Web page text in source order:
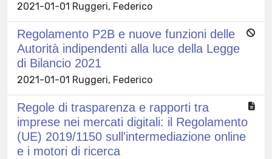
2021-01-01 Ruggeri, Federico
Regolamento P2B e nuove funzioni delle
Autorità indipendenti alla luce della Legge
di Bilancio 2021
2021-01-01 Ruggeri, Federico
Regole di trasparenza e rapporti tra
imprese nei mercati digitali: il Regolamento
(UE) 2019/1150 sull'intermediazione online
e i motori di ricerca